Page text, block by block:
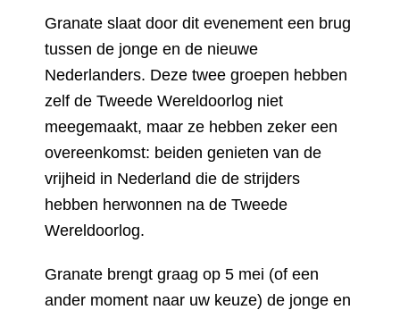
Granate slaat door dit evenement een brug
tussen de jonge en de nieuwe
Nederlanders. Deze twee groepen hebben
zelf de Tweede Wereldoorlog niet
meegemaakt, maar ze hebben zeker een
overeenkomst: beiden genieten van de
vrijheid in Nederland die de strijders
hebben herwonnen na de Tweede
Wereldoorlog.
Granate brengt graag op 5 mei (of een
ander moment naar uw keuze) de jonge en